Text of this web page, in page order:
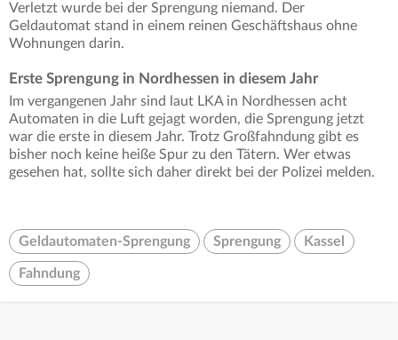
Verletzt wurde bei der Sprengung niemand. Der
Geldautomat stand in einem reinen Geschäftshaus ohne
Wohnungen darin.
Erste Sprengung in Nordhessen in diesem Jahr
Im vergangenen Jahr sind laut LKA in Nordhessen acht
Automaten in die Luft gejagt worden, die Sprengung jetzt
war die erste in diesem Jahr. Trotz Großfahndung gibt es
bisher noch keine heiße Spur zu den Tätern. Wer etwas
gesehen hat, sollte sich daher direkt bei der Polizei melden.
Geldautomaten-Sprengung Sprengung Kassel
Fahndung